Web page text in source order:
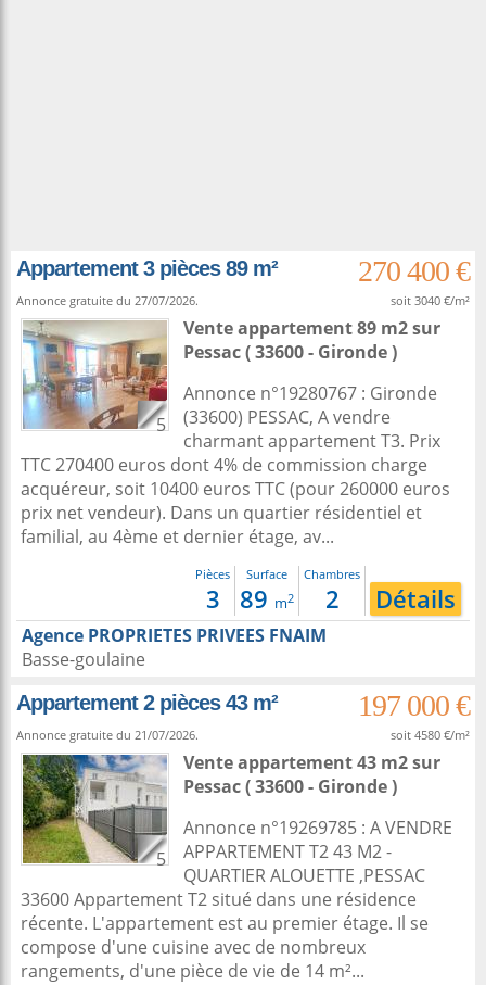
Appartement 3 pièces 89 m² 270 400 €
Annonce gratuite du 27/07/2026. soit 3040 €/m²
5
Vente appartement 89 m2sur
Pessac( 33600 - Gironde )
Annonce n°19280767 : Gironde
(33600) PESSAC, A vendre
charmant appartement T3. Prix
TTC 270400 euros dont 4% de commission charge
acquéreur, soit 10400 euros TTC (pour 260000 euros
prix net vendeur). Dans un quartier résidentiel et
familial, au 4ème et dernier étage, av...
Pièces
3
Surface
89 m2
Chambres
2 Détails
Agence PROPRIETES PRIVEES FNAIM
Basse-goulaine
Appartement 2 pièces 43 m²
197 000 €
Annonce gratuite du 21/07/2026. soit 4580 €/m²
5
Vente appartement 43 m2sur
Pessac( 33600 - Gironde )
Annonce n°19269785 : A VENDRE
APPARTEMENT T2 43 M2 -
QUARTIER ALOUETTE ,PESSAC
33600 Appartement T2 situé dans une résidence
récente. L'appartement est au premier étage. Il se
compose d'une cuisine avec de nombreux
rangements, d'une pièce de vie de 14 m²...